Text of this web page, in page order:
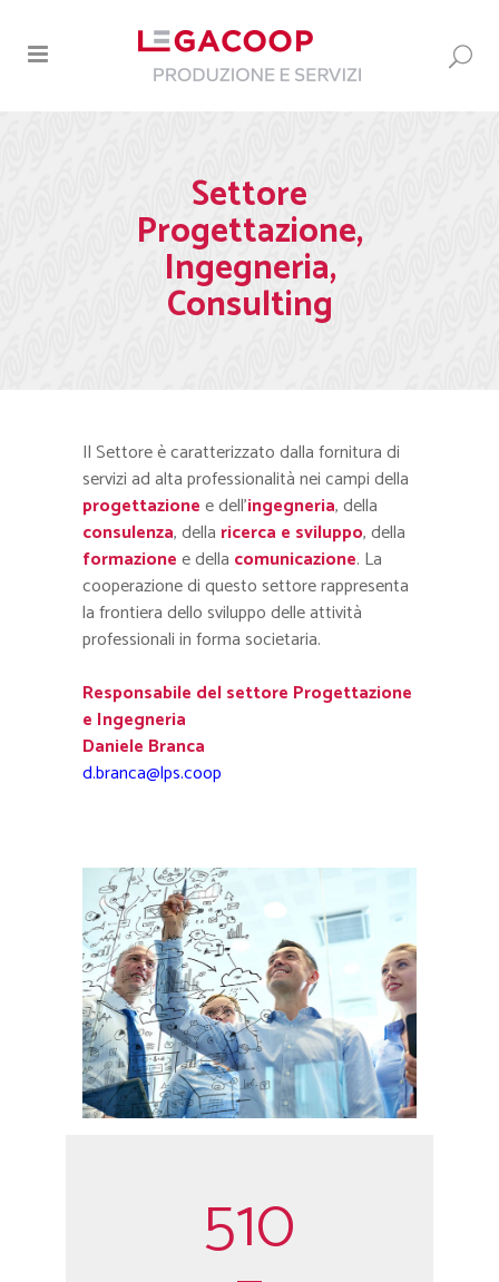
Settore
Progettazione,
Ingegneria,
Consulting
Il Settore è caratterizzato dalla fornitura di
servizi ad alta professionalità nei campi della
progettazionee dell’ingegneria, della
consulenza, della ricerca e sviluppo, della
formazionee della comunicazione. La
cooperazione di questo settore rappresenta
la frontiera dello sviluppo delle attività
professionali in forma societaria.
Responsabile del settore Progettazione
e Ingegneria
Daniele Branca
d.branca@lps.coop
510